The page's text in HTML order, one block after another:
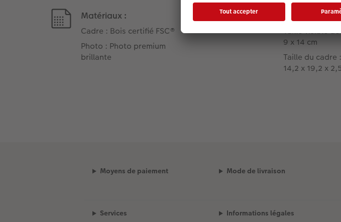
Matériaux :
Cadre : Bois certifié FSC®
Photo : Photo premium
brillante
Taille visible
9 x 14 cm
Taille du cadre :
14,2 x 19,2 x
Moyens de paiement Mode de livraison
Services Informations légales